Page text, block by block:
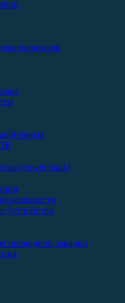
(power bank)
реальности
устройства
зарядки